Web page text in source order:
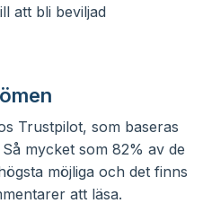
att bli beviljad
Trustpilot, som baseras
mycket som 82% av de
möjliga och det finns
att läsa.